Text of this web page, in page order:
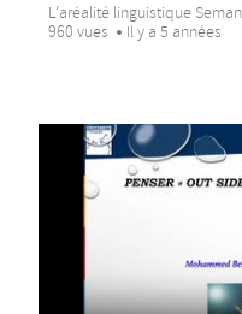
L’aréalité linguistique
960 vues
Il y a 5 années